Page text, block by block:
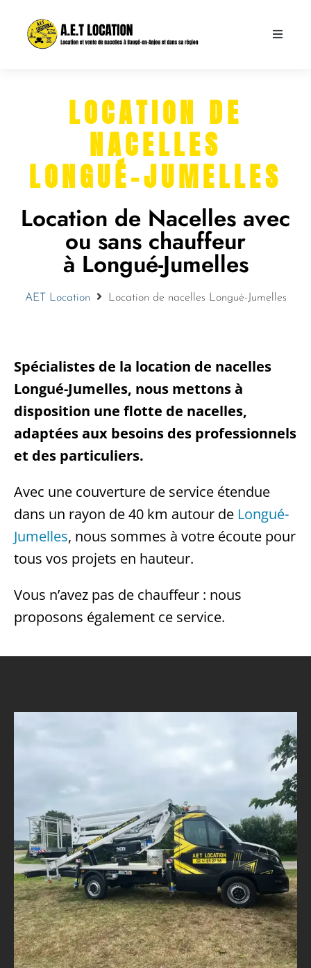
Bien choisir
Vente
LOCATION DE
NACELLES
LONGUÉ-JUMELLES
Location de Nacelles avec
ou sans chauffeur
à Longué-Jumelles
AET Location Location de nacelles Longué-Jumelles
Spécialistes de la location de nacelles
Longué-Jumelles, nous mettons à
disposition une flotte de nacelles,
adaptées aux besoins des professionnels
et des particuliers.
Avec une couverture de service étendue
dans un rayon de 40 km autour de Longué-
Jumelles, nous sommes à votre écoute pour
tous vos projets en hauteur.
Vous n’avez pas de chauffeur : nous
proposons également ce service.